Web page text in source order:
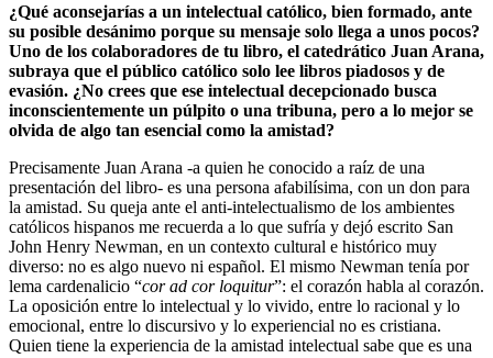
¿Qué aconsejarías a un intelectual católico, bien formado, ante
su posible desánimo porque su mensaje solo llega a unos pocos?
Uno de los colaboradores de tu libro, el catedrático Juan Arana,
subraya que el público católico solo lee libros piadosos y de
evasión. ¿No crees que ese intelectual decepcionado busca
inconscientemente un púlpito o una tribuna, pero a lo mejor se
olvida de algo tan esencial como la amistad?
Precisamente Juan Arana -a quien he conocido a raíz de una
presentación del libro- es una persona afabilísima, con un don para
la amistad. Su queja ante el anti-intelectualismo de los ambientes
católicos hispanos me recuerda a lo que sufría y dejó escrito San
John Henry Newman, en un contexto cultural e histórico muy
diverso: no es algo nuevo ni español. El mismo Newman tenía por
lema cardenalicio “cor ad cor loquitur”: el corazón habla al corazón.
La oposición entre lo intelectual y lo vivido, entre lo racional y lo
emocional, entre lo discursivo y lo experiencial no es cristiana.
Quien tiene la experiencia de la amistad intelectual sabe que es una